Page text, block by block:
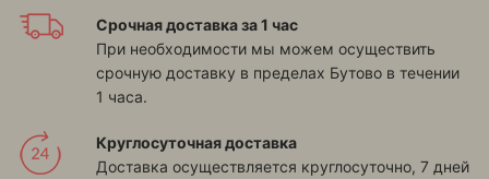
Срочная доставка за 1 час
При необходимости мы можем осуществить
срочную доставку в пределах Бутово в течении
1 часа.
Круглосуточная доставка
Доставка осуществляется круглосуточно, 7 дней